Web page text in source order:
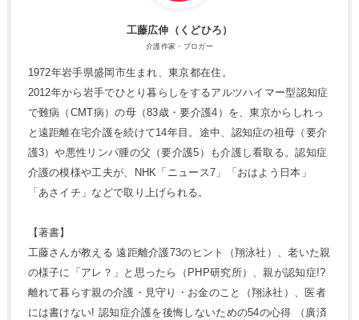
工藤広伸（くどひろ）
介護作家・ブロガー
1972年岩手県盛岡市生まれ、東京都在住。
2012年から岩手でひとり暮らしをするアルツハイマー型認知症
で難病（CMT病）の母（83歳・要介護4）を、東京からしれっ
と遠距離在宅介護を続けて14年目。途中、認知症の祖母（要介
護3）や悪性リンパ腫の父（要介護5）も介護し看取る。認知症
介護の模様や工夫が、NHK「ニュース7」「おはよう日本」
「あさイチ」などで取り上げられる。
【著書】
工藤さんが教える 遠距離介護73のヒント（翔泳社）、老いた親
の様子に「アレ？」と思ったら（PHP研究所）、親が認知症!?
離れて暮らす親の介護・見守り・お金のこと（翔泳社）、医者
には書けない! 認知症介護を後悔しないための54の心得 （廣済